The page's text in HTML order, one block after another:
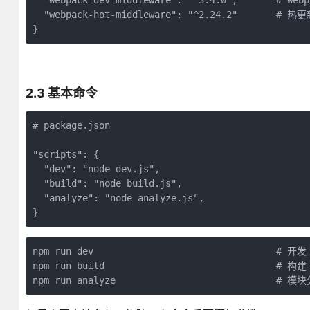
"webpack-hot-middleware": "^2.24.2"       # 热更
}
2.3 基本命令
# package.json
"scripts": {
  "dev": "node dev.js",
  "build": "node build.js",
  "analyze": "node analyze.js",
}
npm run dev                                 # 开发
npm run build                               # 构建
npm run analyze                             # 模块